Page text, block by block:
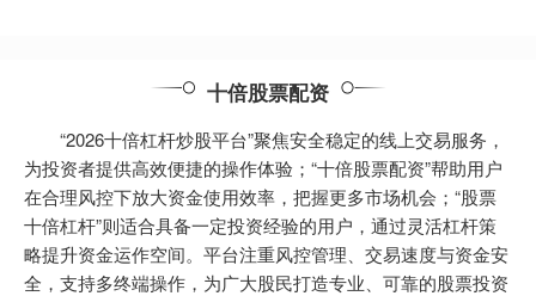
十倍股票配资
“2026十倍杠杆炒股平台”聚焦安全稳定的线上交易服务，
为投资者提供高效便捷的操作体验；“十倍股票配资”帮助用户
在合理风控下放大资金使用效率，把握更多市场机会；“股票
十倍杠杆”则适合具备一定投资经验的用户，通过灵活杠杆策
略提升资金运作空间。平台注重风控管理、交易速度与资金安
全，支持多终端操作，为广大股民打造专业、可靠的股票投资